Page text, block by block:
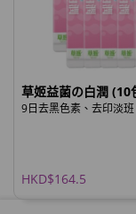
草姬益菌の白潤 (10
9日去黑色素、去印淡班
HKD$164.5